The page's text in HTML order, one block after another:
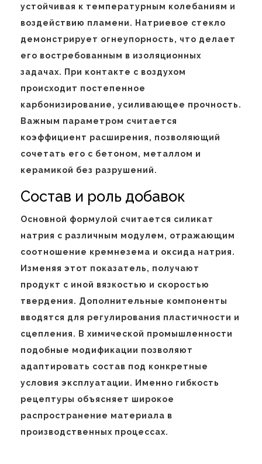
устойчивая к температурным колебаниям и
воздействию пламени. Натриевое стекло
демонстрирует огнеупорность, что делает
его востребованным в изоляционных
задачах. При контакте с воздухом
происходит постепенное
карбонизирование, усиливающее прочность.
Важным параметром считается
коэффициент расширения, позволяющий
сочетать его с бетоном, металлом и
керамикой без разрушений.
Состав и роль добавок
Основной формулой считается силикат
натрия с различным модулем, отражающим
соотношение кремнезема и оксида натрия.
Изменяя этот показатель, получают
продукт с иной вязкостью и скоростью
твердения. Дополнительные компоненты
вводятся для регулирования пластичности и
сцепления. В химической промышленности
подобные модификации позволяют
адаптировать состав под конкретные
условия эксплуатации. Именно гибкость
рецептуры объясняет широкое
распространение материала в
производственных процессах.